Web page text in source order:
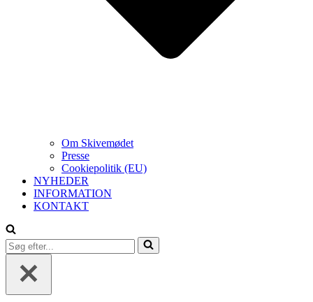
Om Skivemødet
Presse
Cookiepolitik (EU)
NYHEDER
INFORMATION
KONTAKT
Søg
efter...